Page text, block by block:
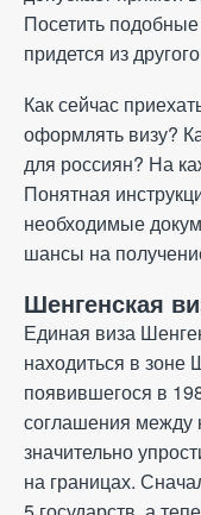
Позвоните нам
+34 960 73
Политика
Все права
Посетить
придется из
Как сейчас
оформлять визу?
для россиян? На
Понятная
необходимые
шансы на
Шенгенская
Единая виза
находиться в зоне
появившегося в
соглашения между
значительно
на границах.